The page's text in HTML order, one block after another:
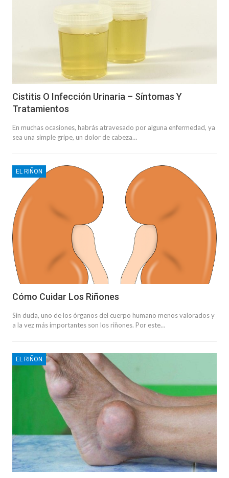
Cistitis O Infección Urinaria – Síntomas Y
Tratamientos
En muchas ocasiones, habrás atravesado por alguna enfermedad, ya
sea una simple gripe, un dolor de cabeza…
EL RIÑON
Cómo Cuidar Los Riñones
Sin duda, uno de los órganos del cuerpo humano menos valorados y
a la vez más importantes son los riñones. Por este…
EL RIÑON